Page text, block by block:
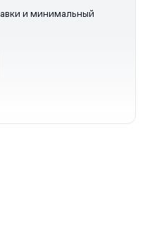
и минимальный